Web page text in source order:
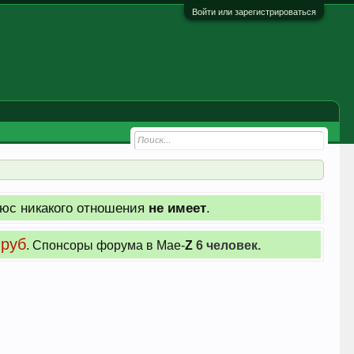
Войти или зарегистрироваться
никакого отношения не имеет.
. Cпонсоры форума в Мае-Z 6 человек.